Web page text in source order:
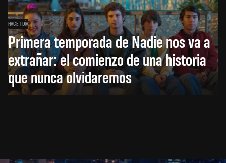
HACE 1 DÍA
Primera temporada de Nadie nos va a
extrañar: el comienzo de una historia
que nunca olvidaremos